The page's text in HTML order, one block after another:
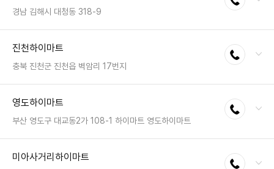
영업시간 : 금일 10:30~20:30
경남 김해시 대청동 318-9
팩스 : 050-2222-1791
영업시간 : 금일 10:30~20:30
진천하이마트
충북 진천군 진천읍 벽암리 17번지
전화연결
팩스 : 050-2222-1571
영업시간 : 금일 10:30~20:30
영도하이마트
부산 영도구 대교동2가 108-1 하이마트 영도하이마트
전화연결
팩스 : 050-2222-1784
미아사거리하이마트 전화연결